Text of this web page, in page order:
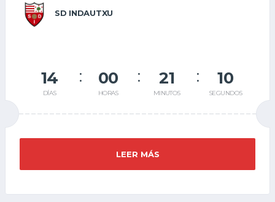
SD INDAUTXU
14
DÍAS
00
HORAS
21
MINUTOS
10
SEGUNDOS
LEER MÁS